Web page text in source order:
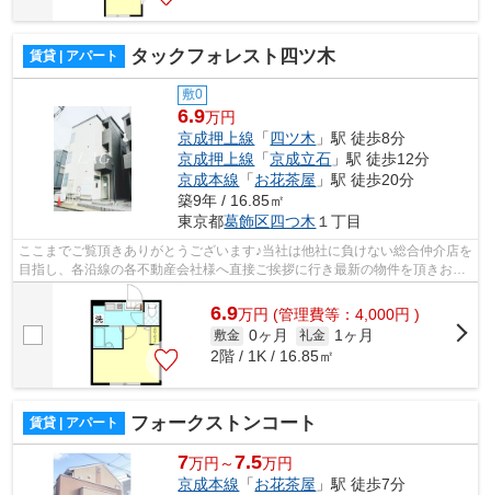
賃貸 | アパート タックフォレスト四ツ木
敷0
6.9万円
京成押上線 「四ツ木 」駅 徒歩8分
京成押上線 「京成立石 」駅 徒歩12分
京成本線 「お花茶屋 」駅 徒歩20分
築9年 / 16.85㎡
東京都葛飾区四つ木 １丁目
ここまでご覧頂きありがとうございます♪当社は他社に負けない総合仲介店を
目指し、各沿線の各不動産会社様へ直接ご挨拶に行き最新の物件を頂きお客
様へ提供しております！最新の情報は...
6.9万円 (管理費等：4,000円 )
敷金 0ヶ月 礼金
1ヶ月
2階 / 1K / 16.85㎡
賃貸 | アパート フォークストンコート
7万円～7.5万円
京成本線 「お花茶屋 」駅 徒歩7分